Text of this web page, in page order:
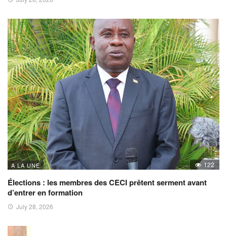
A LA UNE 122
Élections : les membres des CECI prêtent serment avant
d’entrer en formation
July 28, 2026